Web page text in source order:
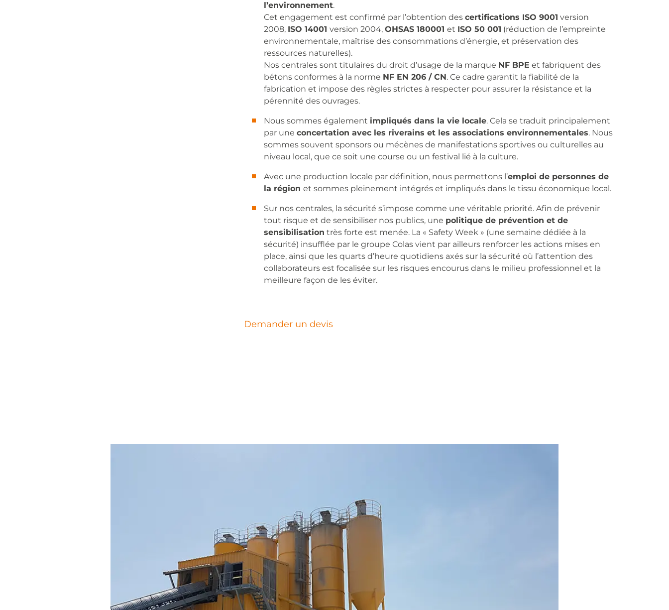
l’environnement.
Cet engagement est confirmé par l’obtention des certifications ISO 9001 version
2008, ISO 14001 version 2004, OHSAS 180001 et ISO 50 001 (réduction de l’empreinte
environnementale, maîtrise des consommations d’énergie, et préservation des
ressources naturelles).
Nos centrales sont titulaires du droit d’usage de la marque NF BPE et fabriquent des
bétons conformes à la norme NF EN 206 / CN. Ce cadre garantit la fiabilité de la
fabrication et impose des règles strictes à respecter pour assurer la résistance et la
pérennité des ouvrages.
Nous sommes également impliqués dans la vie locale. Cela se traduit principalement
par une concertation avec les riverains et les associations environnementales. Nous
sommes souvent sponsors ou mécènes de manifestations sportives ou culturelles au
niveau local, que ce soit une course ou un festival lié à la culture.
Avec une production locale par définition, nous permettons l’emploi de personnes de
la région et sommes pleinement intégrés et impliqués dans le tissu économique local.
Sur nos centrales, la sécurité s’impose comme une véritable priorité. Afin de prévenir
tout risque et de sensibiliser nos publics, une politique de prévention et de
sensibilisation très forte est menée. La « Safety Week » (une semaine dédiée à la
sécurité) insufflée par le groupe Colas vient par ailleurs renforcer les actions mises en
place, ainsi que les quarts d’heure quotidiens axés sur la sécurité où l’attention des
collaborateurs est focalisée sur les risques encourus dans le milieu professionnel et la
meilleure façon de les éviter.
Demander un devis